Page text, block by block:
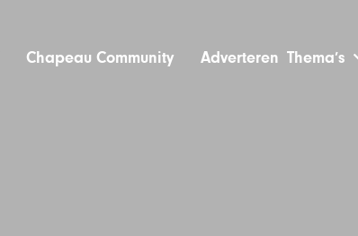
Chapeau Community Adverteren Thema’s